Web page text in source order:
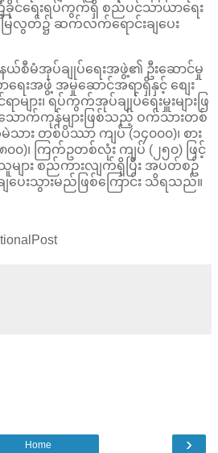
င်ရေးရပ်ကွက်ရှိ စည်ပင်သာယာရေး
ြေလွတ်၌ ဆက်လက်ရောင်းချပေး
ယ်စီမံအုပ်ချုပ်ရေးအဖွဲ့၏ ဦးဆောင်မှု
ေးအဖွဲ့ အမှုဆောင်အရာရှိနှင့် စျေး
ာများ၊ ရပ်ကွက်အုပ်ချုပ်ရေးမှူးများဖြ
းသောက်ကုန်များဖြစ်သည့် ဝက်သားတစ်
သား တစ်ပိဿာ ကျပ် (၁၄၀၀၀)၊ စား
)၊ ကြက်ဥတစ်လုံး ကျပ် (၂၅၀) ဖြင့်
များ စည်ကားလျက်ရှိပြီး အပတ်စဥ်
ျပေးသွားမည်ဖြစ်ကြောင်း သိရသည်။
›
Home